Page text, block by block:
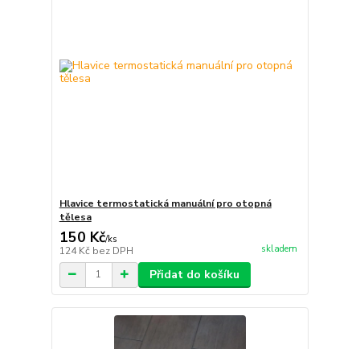
Hlavice termostatická manuální pro otopná
tělesa
150 Kč/ks
124 Kč bez DPH skladem
Přidat do košíku